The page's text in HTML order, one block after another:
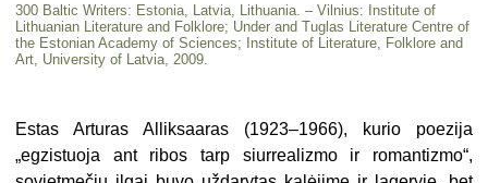
300 Baltic Writers: Estonia, Latvia, Lithuania. – Vilnius: Institute of
Lithuanian Literature and Folklore; Under and Tuglas Literature Centre of
the Estonian Academy of Sciences; Institute of Literature, Folklore and
Art, University of Latvia, 2009.
Estas Arturas Alliksaaras (1923–1966), kurio poezija
„egzistuoja ant ribos tarp siurrealizmo ir romantizmo“,